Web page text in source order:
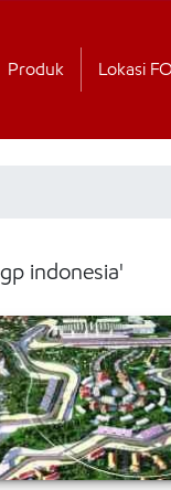
Produk Lokasi
indonesia'